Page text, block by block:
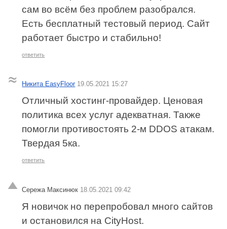
сам во всём без проблем разобрался.
Есть бесплатный тестовый период. Сайт
работает быстро и стабильно!
ответить
Никита EasyFloor 19.05.2021 15:27
Отличный хостинг-провайдер. Ценовая
политика всех услуг адекватная. Также
помогли противостоять 2-м DDOS атакам.
Твердая 5ка.
ответить
Сережа Максинюк 18.05.2021 09:42
Я новичок но перепробовал много сайтов
и остановился на CityHost.